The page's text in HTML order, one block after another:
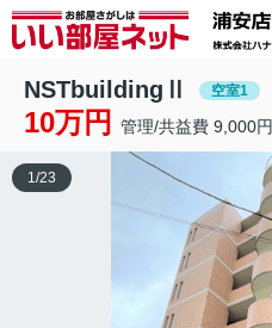
NSTbuildingⅡ 空室1
10万円 管理/共益費 9,000円
1/23